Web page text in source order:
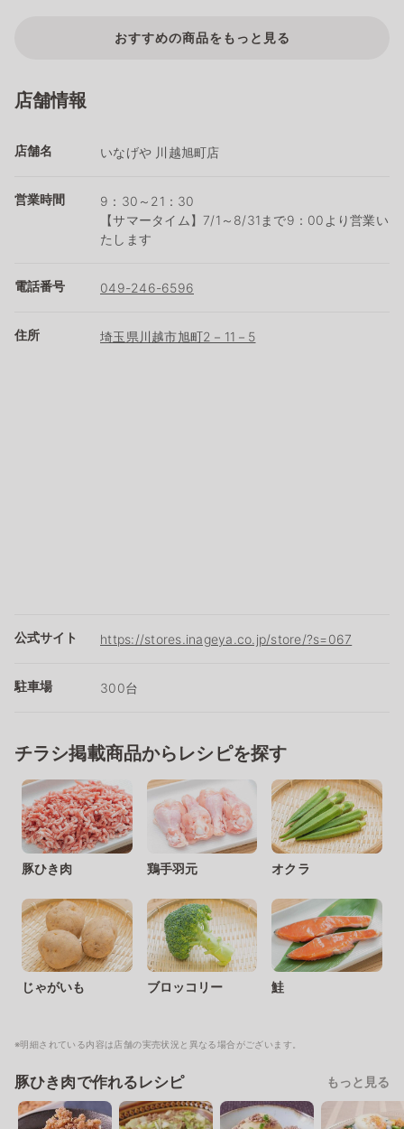
おすすめの商品をもっと見る
店舗情報
店舗名 いなげや 川越旭町店
営業時間
9：30～21：30
【サマータイム】7/1～8/31まで9：00より営業い
たします
電話番号 049-246-6596
住所 埼玉県川越市旭町2－11－5
公式サイト https://stores.inageya.co.jp/store/?s=067
駐車場 300台
チラシ掲載商品からレシピを探す
豚ひき肉 鶏手羽元 オクラ
じゃがいも ブロッコリー 鮭
※明細されている内容は店舗の実売状況と異なる場合がございます。
豚ひき肉で作れるレシピ もっと見る